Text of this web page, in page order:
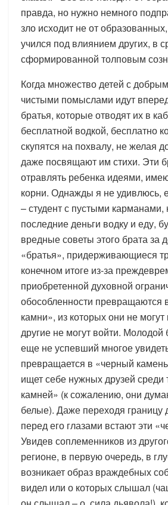
правда, но нужно немного
зло исходит не от образованных,
учился под влиянием других, в
сформированной толповым
Когда множество детей с
чистыми помыслами идут
братья, которые отводят их в
бесплатной водкой, бесплатно
скупятся на похвалу, не желая
даже посвящают им стихи. Эти
отравлять ребенка идеями,
корни. Однажды я не удивлюсь,
– студент с пустыми карманами,
последние деньги водку и еду,
вредные советы этого брата за
«братья», придерживающиеся
конечном итоге из-за
приобретенной духовной
обособленности превращаются
камни», из которых они не
другие не могут войти. Молодой
еще не успевший многое
превращается в «черный
ищет себе нужных друзей среди
камней» (к сожалению, они
белые). Даже переходя границу
перед его глазами встают эти
Увидев соплеменников из
регионе, в первую очередь, в
возникает образ враждебных
видел или о которых слышал